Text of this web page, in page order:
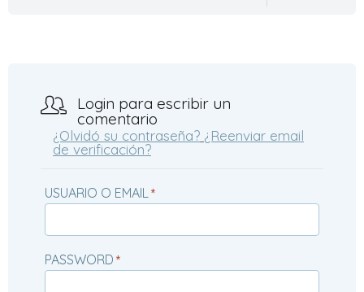
Login para escribir un
comentario
¿Olvidó su contraseña? ¿Reenviar email
de verificación?
USUARIO O EMAIL *
PASSWORD *